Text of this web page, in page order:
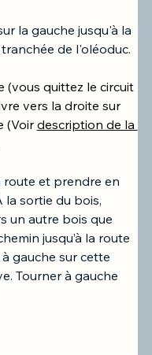
la gauche jusqu'à la
de l'oléoduc.
(vous quittez le circuit
vers la droite sur
(Voir description de la
route et prendre en
la sortie du bois,
un autre bois que
jusqu’à la route
gauche sur cette
Tourner à gauche